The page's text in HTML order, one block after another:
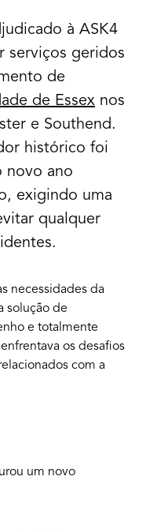
à ASK4
serviços geridos
de
de Essex nos
e Southend.
histórico foi
novo ano
exigindo uma
qualquer
necessidades da
solução de
e totalmente
os desafios
com a
um novo